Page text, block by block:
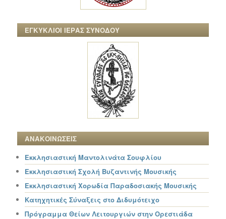
ΕΓΚΥΚΛΙΟΙ ΙΕΡΑΣ ΣΥΝΟΔΟΥ
ΑΝΑΚΟΙΝΩΣΕΙΣ
Εκκλησιαστική Μαντολινάτα Σουφλίου
Εκκλησιαστική Σχολή Βυζαντινής Μουσικής
Εκκλησιαστική Χορωδία Παραδοσιακής Μουσικής
Κατηχητικές Σύναξεις στο Διδυμότειχο
Πρόγραμμα Θείων Λειτουργιών στην Ορεστιάδα